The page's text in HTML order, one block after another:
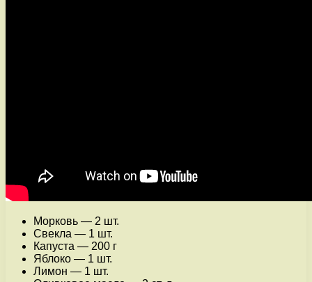
Морковь — 2 шт.
Свекла — 1 шт.
Капуста — 200 г
Яблоко — 1 шт.
Лимон — 1 шт.